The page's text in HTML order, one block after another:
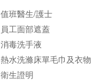
值班醫生/護士
員工面部遮蓋
消毒洗手液
熱水洗滌床單毛巾及衣物
衛生證明